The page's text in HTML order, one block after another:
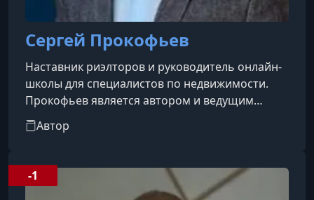
Сергей Прокофьев
Наставник риэлторов и руководитель онлайн-
школы для специалистов по недвижимости.
Прокофьев является автором и ведущим
программы, в которой даёт консультации и
тренинги по сделкам с недвижимостью.
Автор
-1